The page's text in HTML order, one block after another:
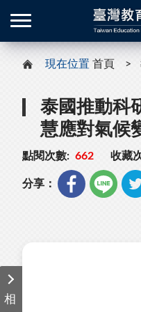
現在位置 首頁
泰國推動科
慧應對氣候
點閱次數: 662 收藏
分享：
相